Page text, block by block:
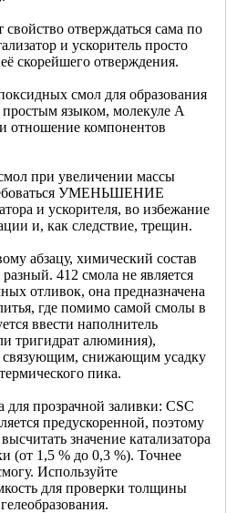
свойство отверждаться сама по
и ускоритель просто
скорейшего отверждения.
смол для образования
простым языком, молекуле А
отношение компонентов
при увеличении массы
УМЕНЬШЕНИЕ
и ускорителя, во избежание
и, как следствие, трещин.
абзацу, химический состав
412 смола не является
отливок, она предназначена
где помимо самой смолы в
ввести наполнитель
тригидрат алюминия),
снижающим усадку
пика.
прозрачной заливки: CSC
предускоренной, поэтому
значение катализатора
(от 1,5 % до 0,3 %). Точнее
Используйте
для проверки толщины